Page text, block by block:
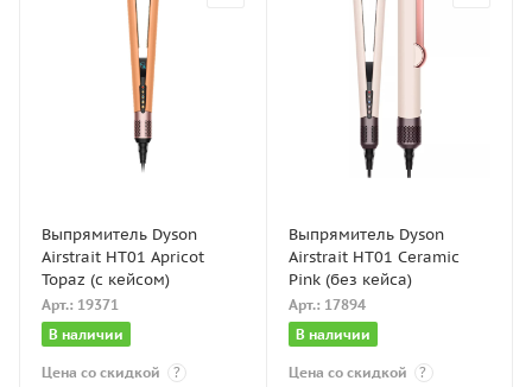
Выпрямитель Dyson
Airstrait HT01 Apricot
Topaz (с кейсом)
Арт.: 19371
В наличии
Цена со скидкой ?
Выпрямитель Dyson
Airstrait HT01 Ceramic
Pink (без кейса)
Арт.: 17894
В наличии
Цена со скидкой ?